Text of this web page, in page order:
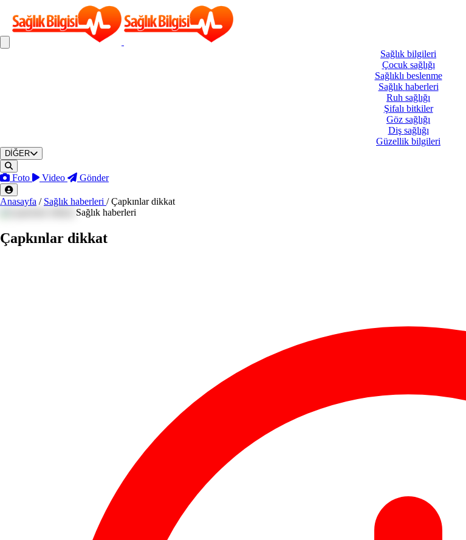
Sağlık bilgileri
Çocuk sağlığı
Sağlıklı beslenme
Sağlık haberleri
Ruh sağlığı
Şifalı bitkiler
Göz sağlığı
Diş sağlığı
Güzellik bilgileri
DİĞER
Foto Video Gönder
Anasayfa / Sağlık haberleri / Çapkınlar dikkat
Sağlık haberleri
Çapkınlar dikkat